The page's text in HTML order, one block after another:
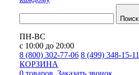
Поиск
ПН-ВС
с 10:00 до 20:00
8 (800) 302-77-06 8 (499) 348-15-11
КОРЗИНА
0 товаров. Заказать звонок